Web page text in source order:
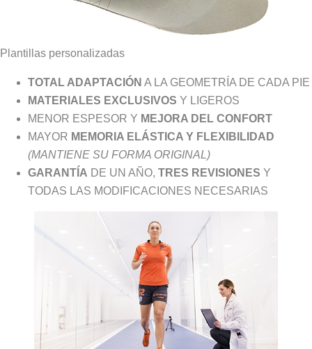
Plantillas personalizadas
TOTAL ADAPTACIÓN A LA GEOMETRÍA DE CADA PIE
MATERIALES EXCLUSIVOS Y LIGEROS
MENOR ESPESOR Y MEJORA DEL CONFORT
MAYOR MEMORIA ELÁSTICA Y FLEXIBILIDAD
(MANTIENE SU FORMA ORIGINAL)
GARANTÍA DE UN AÑO, TRES REVISIONES Y
TODAS LAS MODIFICACIONES NECESARIAS